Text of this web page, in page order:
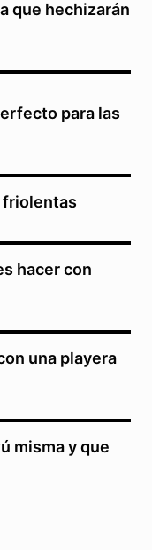
que hechizarán
para las
friolentas
hacer con
una playera
misma y que